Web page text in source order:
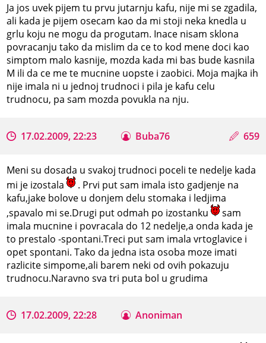
Ja jos uvek pijem tu prvu jutarnju kafu, nije mi se zgadila,
ali kada je pijem osecam kao da mi stoji neka knedla u
grlu koju ne mogu da progutam. Inace nisam sklona
povracanju tako da mislim da ce to kod mene doci kao
simptom malo kasnije, mozda kada mi bas bude kasnila
M ili da ce me te mucnine uopste i zaobici. Moja majka ih
nije imala ni u jednoj trudnoci i pila je kafu celu
trudnocu, pa sam mozda povukla na nju.
17.02.2009, 22:23 Buba76 659
Meni su dosada u svakoj trudnoci poceli te nedelje kada
mi je izostala
. Prvi put sam imala isto gadjenje na
kafu,jake bolove u donjem delu stomaka i ledjima
,spavalo mi se.Drugi put odmah po izostanku
sam
imala mucnine i povracala do 12 nedelje,a onda kada je
to prestalo -spontani.Treci put sam imala vrtoglavice i
opet spontani. Tako da jedna ista osoba moze imati
razlicite simpome,ali barem neki od ovih pokazuju
trudnocu.Naravno sva tri puta bol u grudima
17.02.2009, 22:28 Anoniman